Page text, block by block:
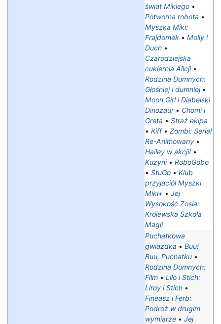
świat Mikiego •
Potworna robota •
Myszka Miki:
Frajdomek • Molly i
Duch •
Czarodziejska
cukiernia Alicji•
Rodzina Dumnych:
Głośniej i dumniej•
Moon Girl i Diabelski
Dinozaur• Chomi i
Greta • Straż ekipa
• Kiff• Zombi: Serial
Re-Animowany •
Hailey w akcji! •
Kuzyni• RoboGobo
• StuGo • Klub
przyjaciół Myszki
Miki+ • Jej
Wysokość Zosia:
Królewska Szkoła
Magii
Puchatkowa
gwiazdka • Buu!
Buu, Puchatku •
Rodzina Dumnych:
Film • Lilo i Stich:
Liroy i Stich •
Fineasz i Ferb:
Podróż w drugim
wymiarze • Jej